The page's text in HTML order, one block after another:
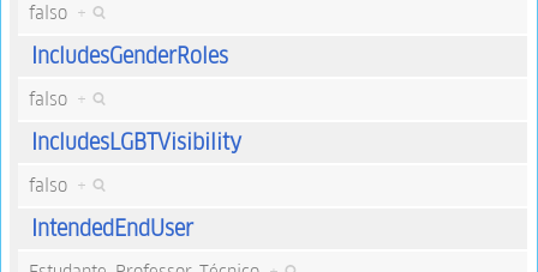
falso +
IncludesGenderRoles
falso +
IncludesLGBTVisibility
falso +
IntendedEndUser